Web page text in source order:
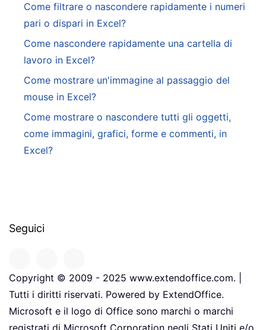
Come filtrare o nascondere rapidamente i numeri
pari o dispari in Excel?
Come nascondere rapidamente una cartella di
lavoro in Excel?
Come mostrare un'immagine al passaggio del
mouse in Excel?
Come mostrare o nascondere tutti gli oggetti,
come immagini, grafici, forme e commenti, in
Excel?
Seguici
Copyright © 2009 - 2025 www.extendoffice.com. |
Tutti i diritti riservati. Powered by ExtendOffice.
Microsoft e il logo di Office sono marchi o marchi